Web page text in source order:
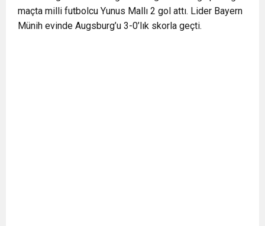
maçta milli futbolcu Yunus Mallı 2 gol attı. Lider Bayern
Münih evinde Augsburg’u 3-0’lık skorla geçti.